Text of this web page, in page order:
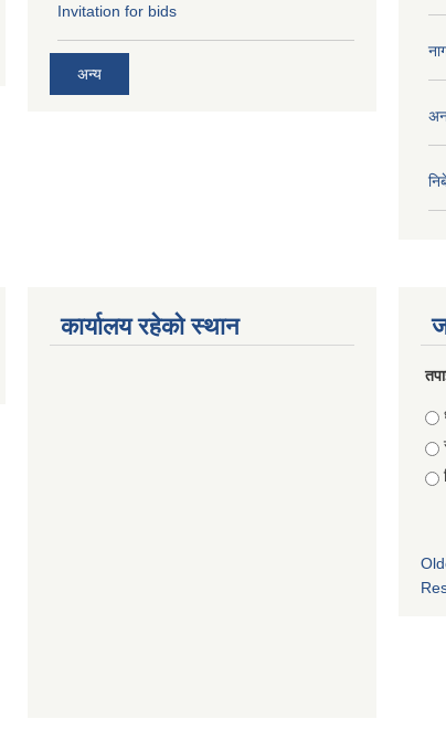
Invitation for bids
अन्य
कार्यालय रहेको स्थान